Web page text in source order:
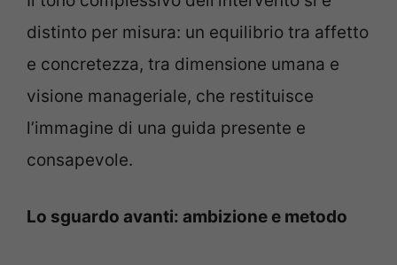
distinto per misura: un equilibrio tra affetto
e concretezza, tra dimensione umana e
visione manageriale, che restituisce
l’immagine di una guida presente e
consapevole.
Lo sguardo avanti: ambizione e metodo